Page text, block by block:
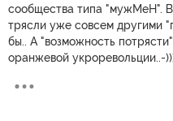
сообщества типа "мужМеН".
трясли уже совсем другими
бы.. А "возможность
оранжевой укроревольции..-